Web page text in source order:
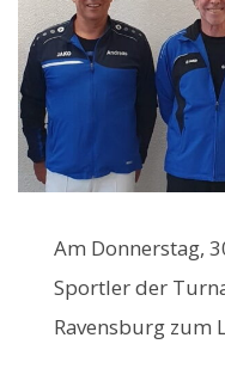
Am Donnerstag,
Sportler der
Ravensburg zum